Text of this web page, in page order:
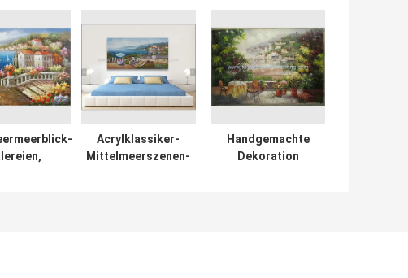
Acrylklassiker-
Mittelmeerszenen-
Handgemachte
Dekoration